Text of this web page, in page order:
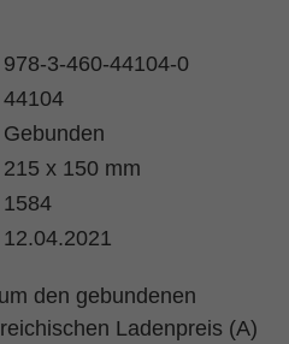
978-3-460-44104-0
44104
Gebunden
215 x 150 mm
1584
12.04.2021
den gebundenen
Ladenpreis (A)